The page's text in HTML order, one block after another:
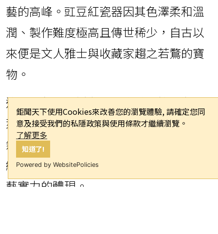
鉅聞天下使用Cookies來改善您的瀏覽體驗, 請確定您同
意及接受我們的私隱政策與使用條款才繼續瀏覽。
了解更多
知道了!
Powered by WebsitePolicies
藝的高峰。豇豆紅瓷器因其色澤柔和溫
潤、製作難度極高且傳世稀少，自古以
來便是文人雅士與收藏家趨之若鶩的寶
物。
這五件包括菊瓣瓶、太白尊、柳葉瓶、
萊菔瓶與小盒，各具特色，釉色斑駁自
然，顯現出「紅中帶翠、翠裡含紅」的
絕妙視覺效果，是康熙朝宮廷審美與工
藝實力的體現。